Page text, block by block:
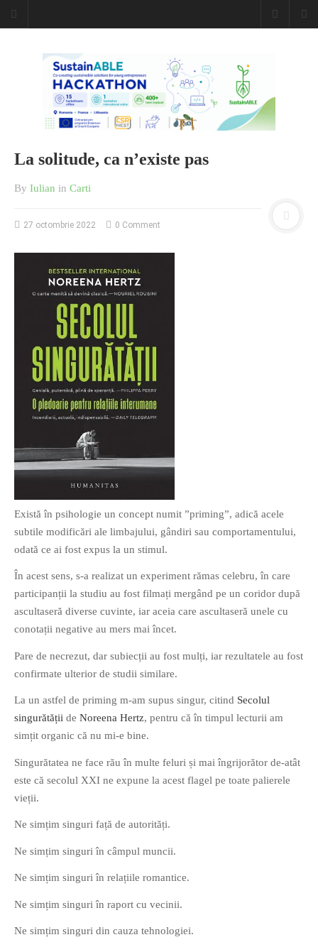
Caiet de
insemnari
DESCARCĂ!
O poveste in care sexul se
confunda cu dragostea,
cinismul cu idealismul si
poezia cu umorul.
DESCARCĂ!
If you like movies, words and
book for you. Take the
challenge of creating your
own acrostics and describing
famous movies by using the
RASFOIESTE
La solitude, ca n’existe pas
By Iulian in Carti
27 octombrie 2022 0 Comment
Există în psihologie un concept numit ”priming”, adică acele
subtile modificări ale limbajului, gândiri sau comportamentului,
odată ce ai fost expus la un stimul.
În acest sens, s-a realizat un experiment rămas celebru, în care
participanții la studiu au fost filmați mergând pe un coridor după
ascultaseră diverse cuvinte, iar aceia care ascultaseră unele cu
conotații negative au mers mai încet.
Pare de necrezut, dar subiecții au fost mulți, iar rezultatele au fost
confirmate ulterior de studii similare.
La un astfel de priming m-am supus singur, citind Secolul
singurătății de Noreena Hertz, pentru că în timpul lecturii am
simțit organic că nu mi-e bine.
Singurătatea ne face rău în multe feluri și mai îngrijorător de-atât
este că secolul XXI ne expune la acest flagel pe toate palierele
vieții.
Ne simțim singuri față de autorități.
Ne simțim singuri în câmpul muncii.
Ne simțim singuri în relațiile romantice.
Ne simțim singuri în raport cu vecinii.
Ne simțim singuri din cauza tehnologiei.